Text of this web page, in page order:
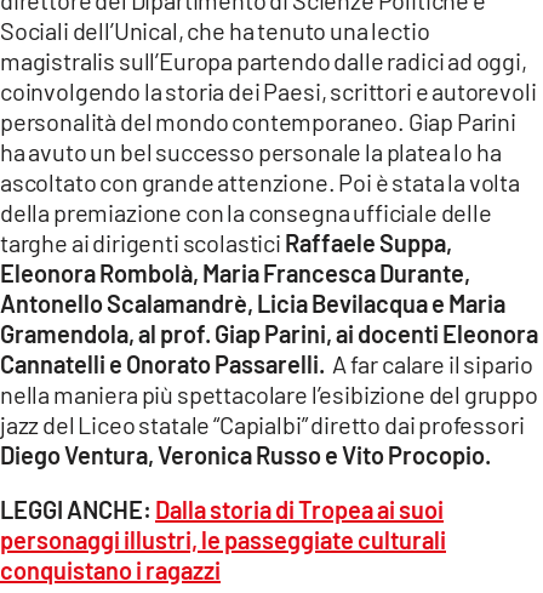
Sociali dell’Unical, che ha tenuto una lectio
magistralis sull’Europa partendo dalle radici ad oggi,
coinvolgendo la storia dei Paesi, scrittori e autorevoli
personalità del mondo contemporaneo. Giap Parini
ha avuto un bel successo personale la platea lo ha
ascoltato con grande attenzione. Poi è stata la volta
della premiazione con la consegna ufficiale delle
targhe ai dirigenti scolastici Raffaele Suppa,
Eleonora Rombolà, Maria Francesca Durante,
Antonello Scalamandrè, Licia Bevilacqua e Maria
Gramendola, al prof. Giap Parini, ai docenti Eleonora
Cannatelli e Onorato Passarelli. A far calare il sipario
nella maniera più spettacolare l’esibizione del gruppo
jazz del Liceo statale “Capialbi” diretto dai professori
Diego Ventura, Veronica Russo e Vito Procopio.
LEGGI ANCHE: Dalla storia di Tropea ai suoi
personaggi illustri, le passeggiate culturali
conquistano i ragazzi